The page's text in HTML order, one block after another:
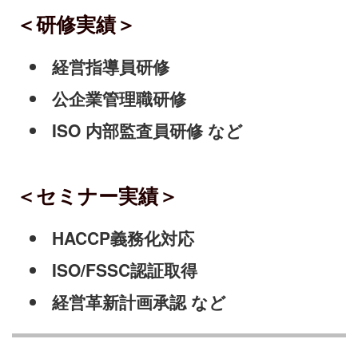
＜研修実績＞
経営指導員研修
公企業管理職研修
ISO 内部監査員研修 など
＜セミナー実績＞
HACCP義務化対応
ISO/FSSC認証取得
経営革新計画承認 など